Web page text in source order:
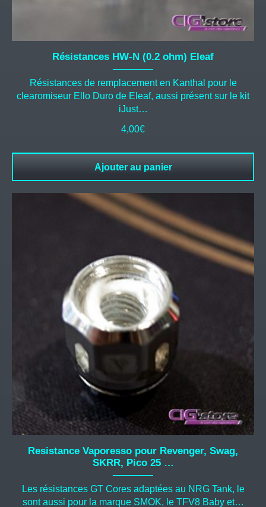
Résistances HW-N (0.2 ohm) Eleaf
Résistances de remplacement en Kanthal pour le
clearomiseur Ello Duro de Eleaf, aussi présent sur le kit
iJust…
4,00€
Ajouter au panier
Resistance Vaporesso pour Revenger, Swag,
SKRR, Pico 25 …
Les résistances GT Cores adaptées au NRG Tank, le
sont aussi pour la marque SMOK, le TFV8 Baby et…